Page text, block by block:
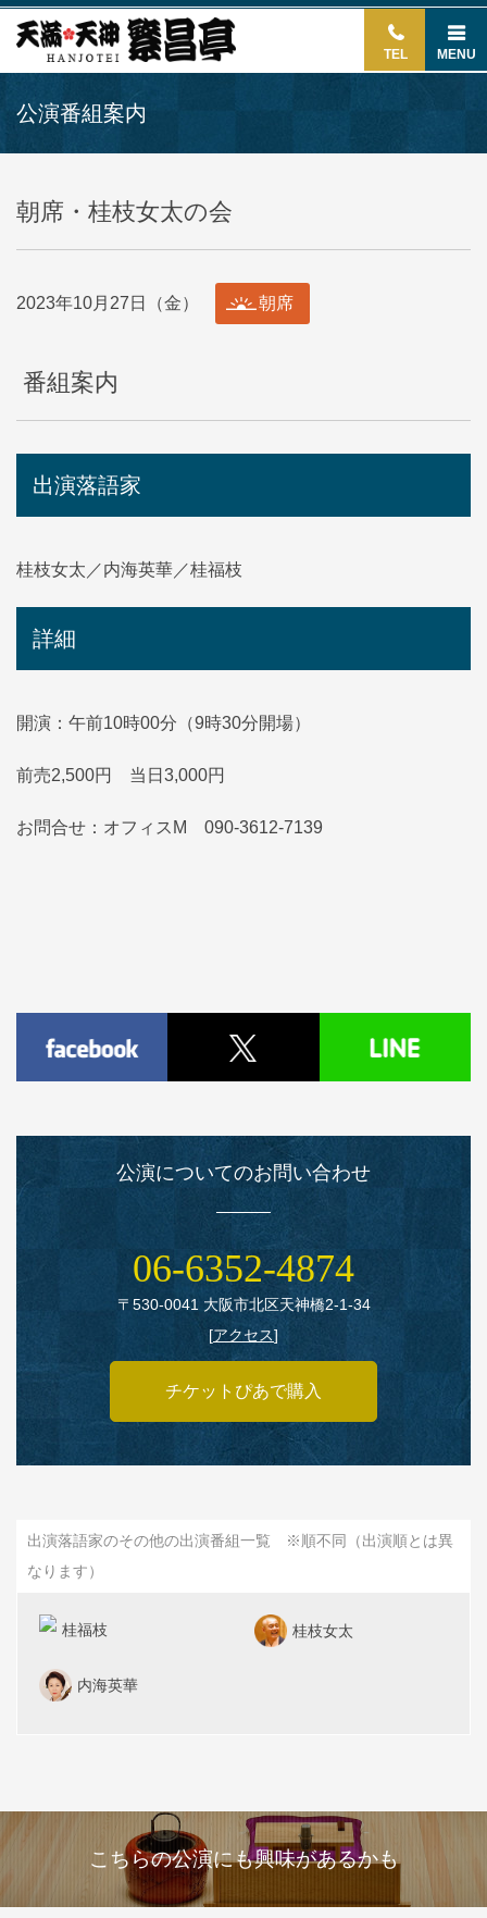
TEL MENU
公演番組案内
朝席・桂枝女太の会
2023年10月27日（金） 朝席
番組案内
出演落語家
桂枝女太／内海英華／桂福枝
詳細
開演：午前10時00分（9時30分開場）
前売2,500円 当日3,000円
お問合せ：オフィスM 090-3612-7139
公演についてのお問い合わせ
06‑6352‑4874
〒530‑0041 大阪市北区天神橋2‑1‑34
[アクセス]
チケットぴあで購入
出演落語家のその他の出演番組一覧 ※順不同（出演順とは異
なります）
桂福枝 桂枝女太
内海英華
こちらの公演にも興味があるかも